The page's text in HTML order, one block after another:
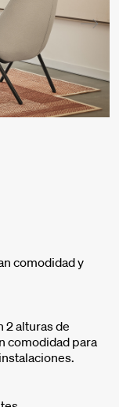
comodidad y
2 alturas de
comodidad para